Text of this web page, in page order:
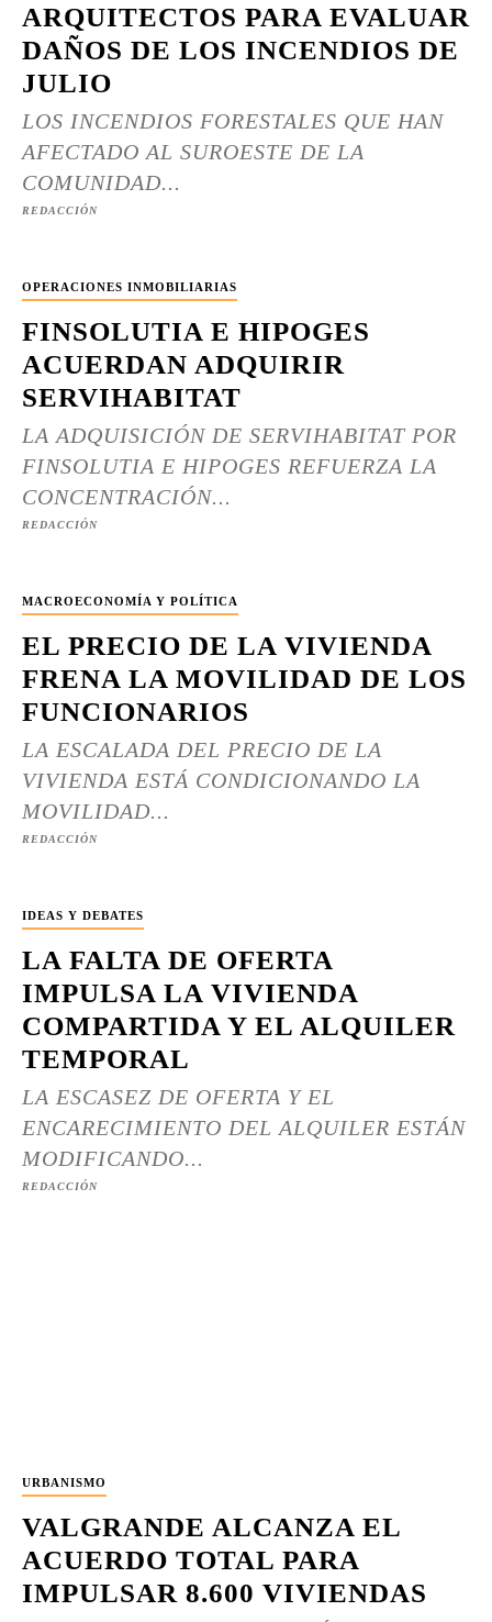
ARQUITECTOS PARA EVALUAR
DAÑOS DE LOS INCENDIOS DE
JULIO
LOS INCENDIOS FORESTALES QUE HAN
AFECTADO AL SUROESTE DE LA
COMUNIDAD...
REDACCIÓN
OPERACIONES INMOBILIARIAS
FINSOLUTIA E HIPOGES
ACUERDAN ADQUIRIR
SERVIHABITAT
LA ADQUISICIÓN DE SERVIHABITAT POR
FINSOLUTIA E HIPOGES REFUERZA LA
CONCENTRACIÓN...
REDACCIÓN
MACROECONOMÍA Y POLÍTICA
EL PRECIO DE LA VIVIENDA
FRENA LA MOVILIDAD DE LOS
FUNCIONARIOS
LA ESCALADA DEL PRECIO DE LA
VIVIENDA ESTÁ CONDICIONANDO LA
MOVILIDAD...
REDACCIÓN
IDEAS Y DEBATES
LA FALTA DE OFERTA
IMPULSA LA VIVIENDA
COMPARTIDA Y EL ALQUILER
TEMPORAL
LA ESCASEZ DE OFERTA Y EL
ENCARECIMIENTO DEL ALQUILER ESTÁN
MODIFICANDO...
REDACCIÓN
URBANISMO
VALGRANDE ALCANZA EL
ACUERDO TOTAL PARA
IMPULSAR 8.600 VIVIENDAS